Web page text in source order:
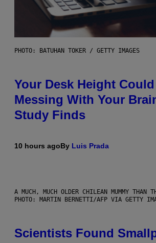
PHOTO: BATUHAN TOKER / GETTY IMAGES
Your Desk Height
Messing With Your
Study Finds
10 hours agoBy Luis Prada
A MUCH, MUCH OLDER CHILEAN MUMMY THAN
PHOTO: MARTIN BERNETTI/AFP VIA GETTY
Scientists Found